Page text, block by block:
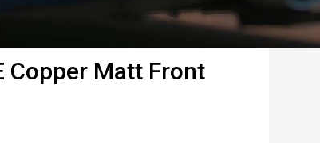
Copper Matt Front